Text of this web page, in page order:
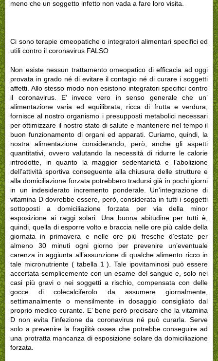
meno che un soggetto infetto non vada a fare loro visita.
Ci sono terapie omeopatiche o integratori alimentari specifici ed
utili contro il coronavirus FALSO
Non esiste nessun trattamento omeopatico di efficacia ad oggi
provata in grado né di evitare il contagio né di curare i soggetti
affetti. Allo stesso modo non esistono integratori specifici contro
il coronavirus. E’ invece vero in senso generale che un’
alimentazione varia ed equilibrata, ricca di frutta e verdura,
fornisce al nostro organismo i presupposti metabolici necessari
per ottimizzare il nostro stato di salute e mantenere nel tempo il
buon funzionamento di organi ed apparati. Curiamo, quindi, la
nostra alimentazione considerando, però, anche gli aspetti
quantitativi, ovvero valutando la necessità di ridurre le calorie
introdotte, in quanto la maggior sedentarietà e l’abolizione
dell’attività sportiva conseguente alla chiusura delle strutture e
alla domiciliazione forzata potrebbero tradursi già in pochi giorni
in un indesiderato incremento ponderale. Un'integrazione di
vitamina D dovrebbe essere, però, considerata in tutti i soggetti
sottoposti a domiciliazione forzata per via della minor
esposizione ai raggi solari. Una buona abitudine per tutti è,
quindi, quella di esporre volto e braccia nelle ore più calde della
giornata in primavera e nelle ore più fresche d’estate per
almeno 30 minuti ogni giorno per prevenire un’eventuale
carenza in aggiunta all’assunzione di qualche alimento ricco in
tale micronutriente ( tabella 1 ). Tale ipovitaminosi può essere
accertata semplicemente con un esame del sangue e, solo nei
casi più gravi o nei soggetti a rischio, compensata con delle
gocce di colecalciferolo da assumere giornalmente,
settimanalmente o mensilmente in dosaggio consigliato dal
proprio medico curante. E’ bene però precisare che la vitamina
D non evita l’infezione da coronavirus né può curarla. Serve
solo a prevenire la fragilità ossea che potrebbe conseguire ad
una protratta mancanza di esposizione solare da domiciliazione
forzata.